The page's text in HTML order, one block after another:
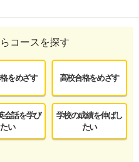
コースを探す
をめざす 高校合格をめざす
会話を学び
たい
学校の成績を伸ばし
たい